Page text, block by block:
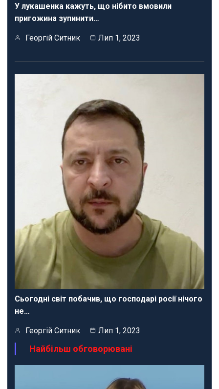
У лукашенка кажуть, що нібито вмовили
пригожина зупинити…
Георгій Ситник Лип 1, 2023
Сьогодні світ побачив, що господарі росії нічого
не…
Георгій Ситник Лип 1, 2023
Найбільш обговорювані